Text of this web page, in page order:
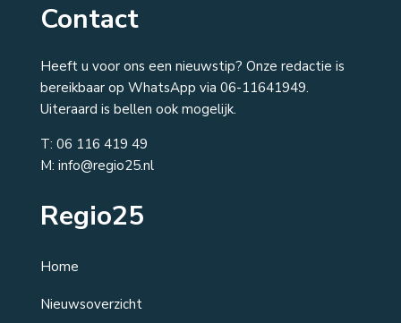
Contact
Heeft u voor ons een nieuwstip? Onze redactie is
bereikbaar op WhatsApp via 06-11641949.
Uiteraard is bellen ook mogelijk.
T: 06 116 419 49
M: info@regio25.nl
Regio25
Home
Nieuwsoverzicht